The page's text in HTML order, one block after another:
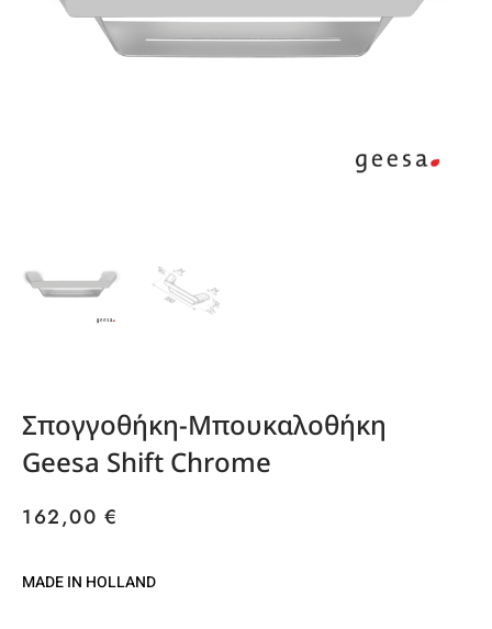
Σπογγοθήκη-Μπουκαλοθήκη
Geesa Shift Chrome
162,00€
MADE IN HOLLAND